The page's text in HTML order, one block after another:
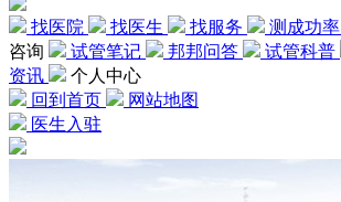
找医院 找医生 找服务 测成功率
咨询
试管笔记 邦邦问答 试管科普
资讯
个人中心
回到首页
网站地图
医生入驻